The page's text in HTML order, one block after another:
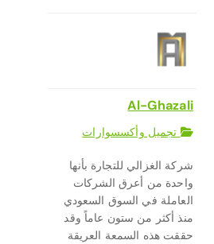
Al-Ghazali
تجميل وأكسسوارات
شركة الغزالي للتجارة بأنها
واحدة من أعرق الشركات
العاملة في السوق السعودي
منذ أكثر من ستون عاماً وقد
حققت هذه السمعة العريقة